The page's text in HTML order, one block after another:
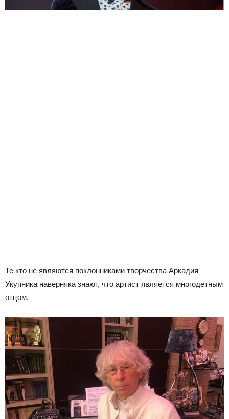
Те кто не являются поклонниками творчества Аркадия
Укупника наверняка знают, что артист является многодетным
отцом.